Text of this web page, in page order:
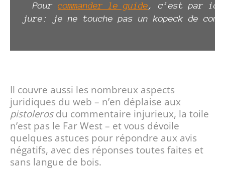
Pour commander le guide, c’est par
jure: je ne touche pas un kopeck de
Il couvre aussi les nombreux aspects
juridiques du web – n’en déplaise aux
pistolerosdu commentaire injurieux, la toile
n’est pas le Far West – et vous dévoile
quelques astuces pour répondre aux avis
négatifs, avec des réponses toutes faites et
sans langue de bois.